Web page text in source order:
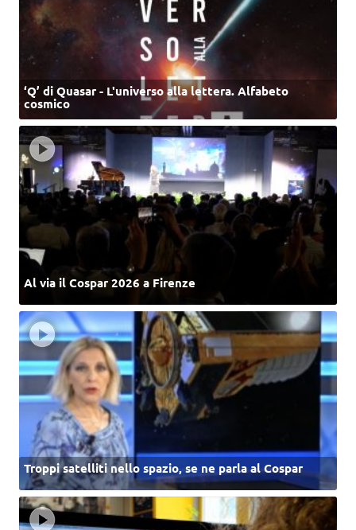
‘Q’ di Quasar - L'universo alla lettera. Alfabeto
cosmico
Al via il Cospar 2026 a Firenze
Troppi satelliti nello spazio, se ne parla al Cospar